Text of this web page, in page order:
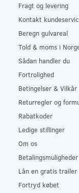
Fragt og levering
Kontakt
Beregn gulvareal
Told & moms i
Sådan handler du
Fortrolighed
Betingelser & Vilkår
Returregler og
Rabatkoder
Ledige stillinger
Om os
Betalingsmuligheder
Lån en gratis trailer
Fortryd købet